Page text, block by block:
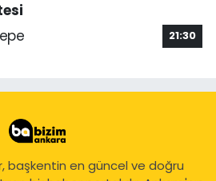
21:30
başkentin en güncel ve doğru